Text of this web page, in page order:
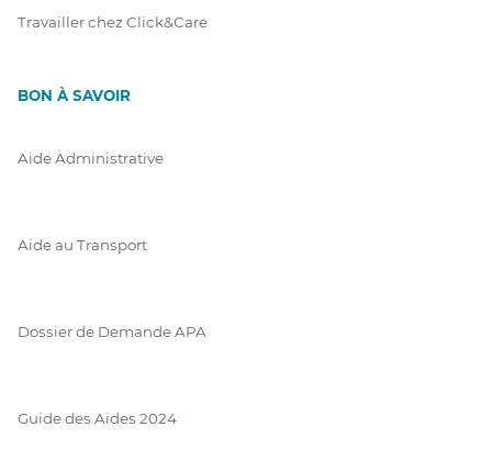
Travailler chez Click&Care
BON À SAVOIR
Aide Administrative
Aide au Transport
Dossier de Demande APA
Guide des Aides 2024